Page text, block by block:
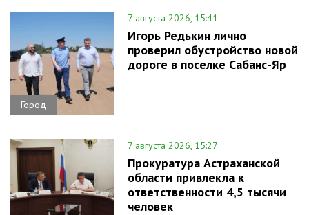
Город
7 августа 2026, 15:41
Игорь Редькин лично
проверил обустройство новой
дороге в поселке Сабанс-Яр
7 августа 2026, 15:27
Прокуратура Астраханской
области привлекла к
ответственности 4,5 тысячи
человек